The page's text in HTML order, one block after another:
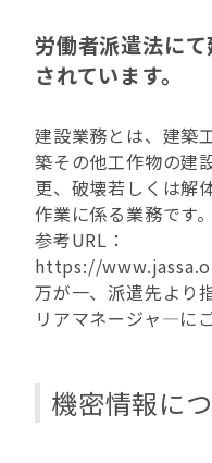
労働者派遣法に
されています。
建設業務とは、建築
築その他工作物の建
更、破壊若しくは解
作業に係る業務です。
参考URL：
https://
万が一、派遣先より
リアマネージャ―に
機密情報に